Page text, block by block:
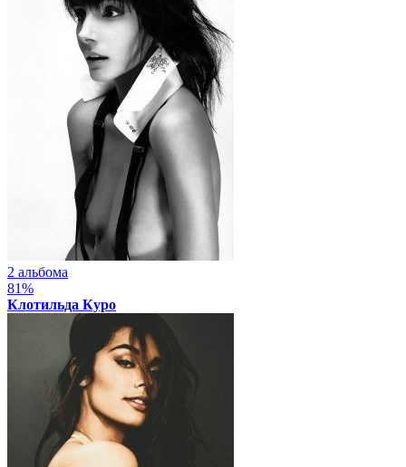
2 альбома
81%
Клотильда Куро